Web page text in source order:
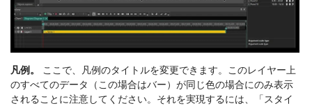
凡例。
ここで、凡例のタイトルを変更できます。このレイヤー上
のすべてのデータ（この場合はバー）が同じ色の場合にのみ表示
されることに注意してください。それを実現するには、「スタイ